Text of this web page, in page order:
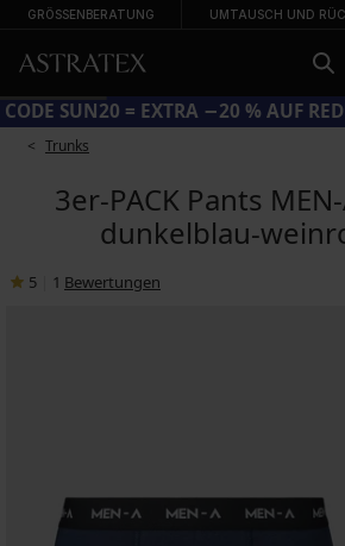
GRÖSSENBERATUNG UMTAUSCH UND
CODE SUN20 = EXTRA −20 % AUF
Trunks
3er-PACK Pants
dunkelblau-
5 1 Bewertungen